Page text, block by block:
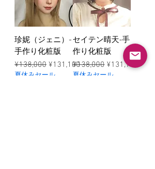
珍妮（ジェニ）-
手作り化粧版
ราคาปกติ
¥138,000 ราคาขายลด
¥131,100
夏休みセール
セイテン晴天-手
作り化粧版
ราคาปกติ
¥138,000 ราคาขายลด
¥131,100
夏休みセール